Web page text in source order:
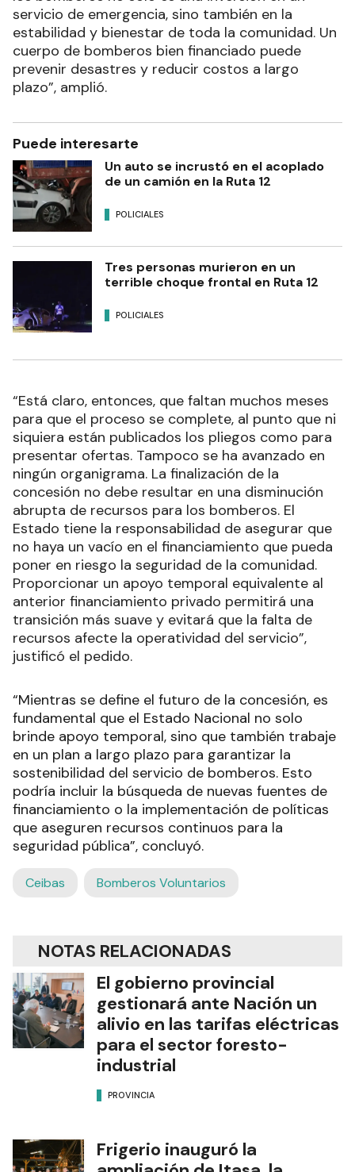
servicio de emergencia, sino también en la
estabilidad y bienestar de toda la comunidad. Un
cuerpo de bomberos bien financiado puede
prevenir desastres y reducir costos a largo
plazo”, amplió.
Puede interesarte
Un auto se incrustó en el acoplado
de un camión en la Ruta 12
POLICIALES
Tres personas murieron en un
terrible choque frontal en Ruta 12
POLICIALES
“Está claro, entonces, que faltan muchos meses
para que el proceso se complete, al punto que ni
siquiera están publicados los pliegos como para
presentar ofertas. Tampoco se ha avanzado en
ningún organigrama. La finalización de la
concesión no debe resultar en una disminución
abrupta de recursos para los bomberos. El
Estado tiene la responsabilidad de asegurar que
no haya un vacío en el financiamiento que pueda
poner en riesgo la seguridad de la comunidad.
Proporcionar un apoyo temporal equivalente al
anterior financiamiento privado permitirá una
transición más suave y evitará que la falta de
recursos afecte la operatividad del servicio”,
justificó el pedido.
“Mientras se define el futuro de la concesión, es
fundamental que el Estado Nacional no solo
brinde apoyo temporal, sino que también trabaje
en un plan a largo plazo para garantizar la
sostenibilidad del servicio de bomberos. Esto
podría incluir la búsqueda de nuevas fuentes de
financiamiento o la implementación de políticas
que aseguren recursos continuos para la
seguridad pública”, concluyó.
Ceibas Bomberos Voluntarios
NOTAS RELACIONADAS
El gobierno provincial
gestionará ante Nación un
alivio en las tarifas eléctricas
para el sector foresto-
industrial
PROVINCIA
Frigerio inauguró la